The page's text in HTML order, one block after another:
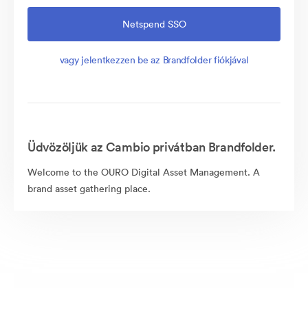
Netspend SSO
vagy jelentkezzen be az Brandfolder fiókjával
Üdvözöljük az Cambio privátban Brandfolder.
Welcome to the OURO Digital Asset Management. A
brand asset gathering place.